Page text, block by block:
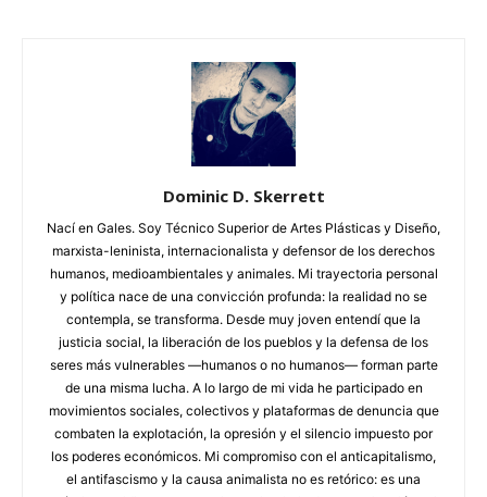
Dominic D. Skerrett
Nací en Gales. Soy Técnico Superior de Artes Plásticas y Diseño,
marxista-leninista, internacionalista y defensor de los derechos
humanos, medioambientales y animales. Mi trayectoria personal
y política nace de una convicción profunda: la realidad no se
contempla, se transforma. Desde muy joven entendí que la
justicia social, la liberación de los pueblos y la defensa de los
seres más vulnerables —humanos o no humanos— forman parte
de una misma lucha. A lo largo de mi vida he participado en
movimientos sociales, colectivos y plataformas de denuncia que
combaten la explotación, la opresión y el silencio impuesto por
los poderes económicos. Mi compromiso con el anticapitalismo,
el antifascismo y la causa animalista no es retórico: es una